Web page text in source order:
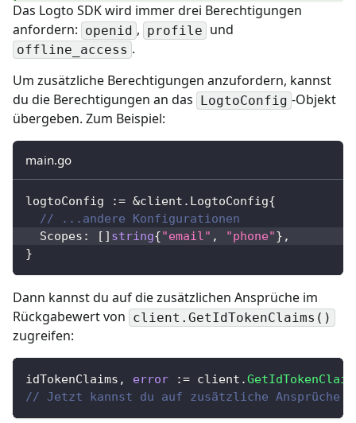
Das Logto SDK wird immer drei Berechtigungen
anfordern: openid , profile und
offline_access .
Um zusätzliche Berechtigungen anzufordern, kannst
du die Berechtigungen an das LogtoConfig -Objekt
übergeben. Zum Beispiel:
main.go
logtoConfig := &client . LogtoConfig{
// ...andere Konfigurationen
  Scopes
: [ ] string{"email" , "phone"} ,
}
Dann kannst du auf die zusätzlichen Ansprüche im
Rückgabewert von client.GetIdTokenClaims()
zugreifen:
idTokenClaims , error := client .
// Jetzt kannst du auf zusätzliche Ansprüche